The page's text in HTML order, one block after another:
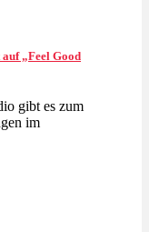
„Feel Good
gibt es zum
im